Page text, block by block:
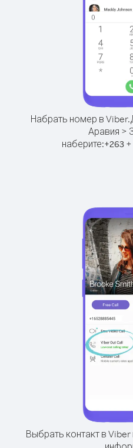
Набрать номер в Viber.
Аравия >
наберите:+263+
Выбрать контакт в